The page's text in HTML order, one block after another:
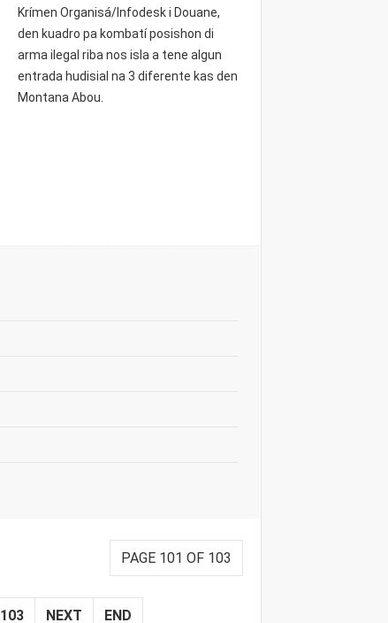
Krímen Organisá/Infodesk i Douane,
den kuadro pa kombatí posishon di
arma ilegal riba nos isla a tene algun
entrada hudisial na 3 diferente kas den
Montana Abou.
PAGE 101 OF 103
103 NEXT END